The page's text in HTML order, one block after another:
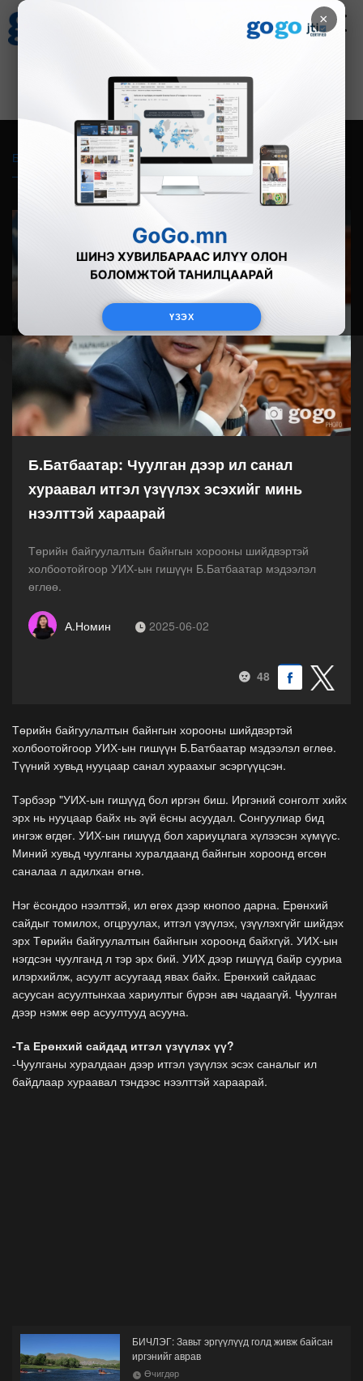
×
ҮЗЭХ
Зурхай
8.07
Бүгд Фото Видео Зурган өгүүлэмж
Б.Батбаатар: Чуулган дээр ил санал
хураавал итгэл үзүүлэх эсэхийг минь
нээлттэй хараарай
Төрийн байгуулалтын байнгын хорооны шийдвэртэй
холбоотойгоор УИХ-ын гишүүн Б.Батбаатар мэдээлэл
өглөө.
А.Номин 2025-06-02
48
Төрийн байгуулалтын байнгын хорооны шийдвэртэй
холбоотойгоор УИХ-ын гишүүн Б.Батбаатар мэдээлэл өглөө.
Түүний хувьд нууцаар санал хураахыг эсэргүүцсэн.
Тэрбээр "УИХ-ын гишүүд бол иргэн биш. Иргэний сонголт хийх
эрх нь нууцаар байх нь зүй ёсны асуудал. Сонгуулиар бид
ингэж өгдөг. УИХ-ын гишүүд бол хариуцлага хүлээсэн хүмүүс.
Миний хувьд чуулганы хуралдаанд байнгын хороонд өгсөн
саналаа л адилхан өгнө.
Нэг ёсондоо нээлттэй, ил өгөх дээр кнопоо дарна. Ерөнхий
сайдыг томилох, огцруулах, итгэл үзүүлэх, үзүүлэхгүйг шийдэх
эрх Төрийн байгуулалтын байнгын хороонд байхгүй. УИХ-ын
нэгдсэн чуулганд л тэр эрх бий. УИХ дээр гишүүд байр сууриа
илэрхийлж, асуулт асуугаад явах байх. Ерөнхий сайдаас
асуусан асуултынхаа хариултыг бүрэн авч чадаагүй. Чуулган
дээр нэмж өөр асуултууд асууна.
-Та Ерөнхий сайдад итгэл үзүүлэх үү?
-Чуулганы хуралдаан дээр итгэл үзүүлэх эсэх саналыг ил
байдлаар хураавал тэндээс нээлттэй хараарай.
БИЧЛЭГ: Завьт эргүүлүүд голд живж байсан
иргэнийг аврав
Өчигдөр